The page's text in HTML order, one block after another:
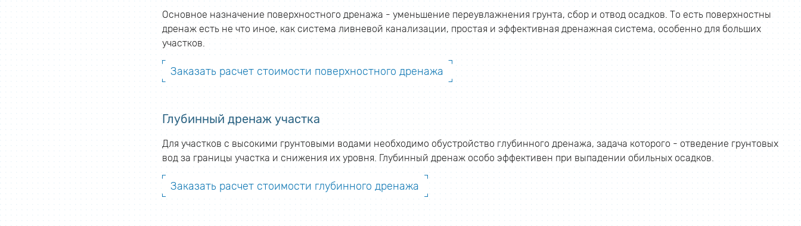
Основное назначение поверхностного дренажа - уменьшение переувлажнения грунта, сбор и отвод осадков. То есть поверхностны
дренаж есть не что иное, как система ливневой канализации, простая и эффективная дренажная система, особенно для больших
участков.
Заказать расчет стоимости поверхностного дренажа
Глубинный дренаж участка
Для участков с высокими грунтовыми водами необходимо обустройство глубинного дренажа, задача которого - отведение грунтовых
вод за границы участка и снижения их уровня. Глубинный дренаж особо эффективен при выпадении обильных осадков.
Заказать расчет стоимости глубинного дренажа